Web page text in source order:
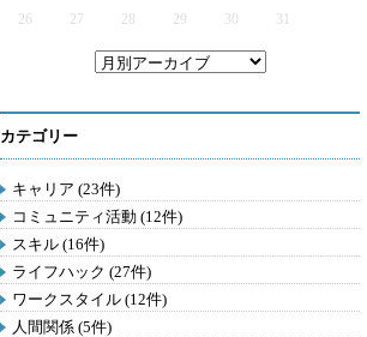
26 27 28 29 30 31
カテゴリー
キャリア (23件)
コミュニティ活動 (12件)
スキル (16件)
ライフハック (27件)
ワークスタイル (12件)
人間関係 (5件)